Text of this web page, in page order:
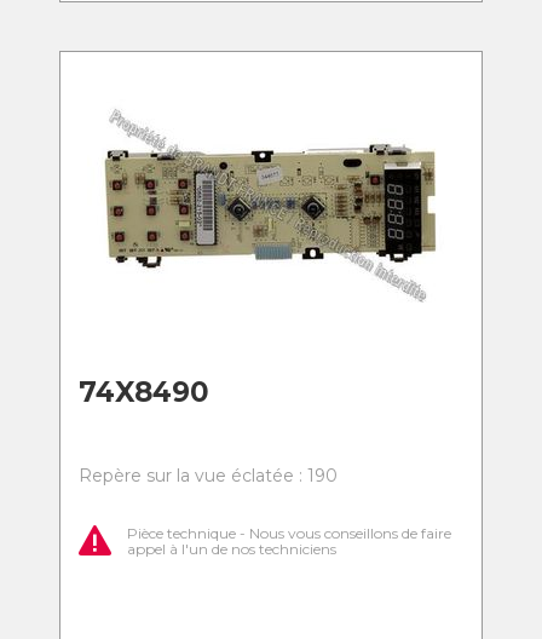
74X8490
Repère sur la vue éclatée : 190
Pièce technique - Nous vous conseillons de faire
appel à l'un de nos techniciens